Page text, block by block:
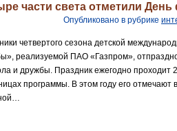
части света отметили
Опубликовано в рубрике
четвертого сезона детской
реализуемой ПАО «Газпром»,
и дружбы. Праздник ежегодно проходит
программы. В этом году его